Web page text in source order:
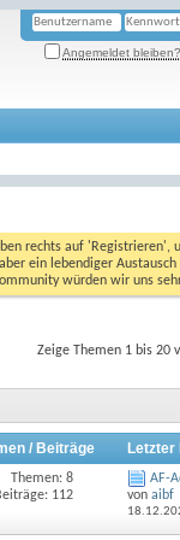
Angemeldet bleiben?
rechts auf 'Registrieren',
ein lebendiger
würden wir uns
Zeige Themen 1 bis 20
/ Beiträge Letzter
Themen: 8
112
AF-
vonaibf